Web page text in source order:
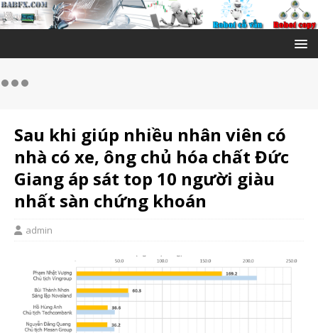
Sau khi giúp nhiều nhân viên có
nhà có xe, ông chủ hóa chất Đức
Giang áp sát top 10 người giàu
nhất sàn chứng khoán
admin